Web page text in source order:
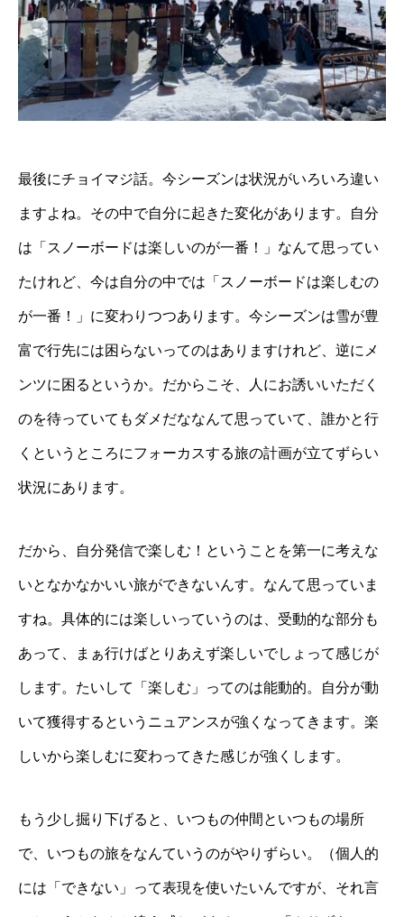
最後にチョイマジ話。今シーズンは状況がいろいろ違い
ますよね。その中で自分に起きた変化があります。自分
は「スノーボードは楽しいのが一番！」なんて思ってい
たけれど、今は自分の中では「スノーボードは楽しむの
が一番！」に変わりつつあります。今シーズンは雪が豊
富で行先には困らないってのはありますけれど、逆にメ
ンツに困るというか。だからこそ、人にお誘いいただく
のを待っていてもダメだななんて思っていて、誰かと行
くというところにフォーカスする旅の計画が立てずらい
状況にあります。
だから、自分発信で楽しむ！ということを第一に考えな
いとなかなかいい旅ができないんす。なんて思っていま
すね。具体的には楽しいっていうのは、受動的な部分も
あって、まぁ行けばとりあえず楽しいでしょって感じが
します。たいして「楽しむ」ってのは能動的。自分が動
いて獲得するというニュアンスが強くなってきます。楽
しいから楽しむに変わってきた感じが強くします。
もう少し掘り下げると、いつもの仲間といつもの場所
で、いつもの旅をなんていうのがやりずらい。（個人的
には「できない」って表現を使いたいんですが、それ言